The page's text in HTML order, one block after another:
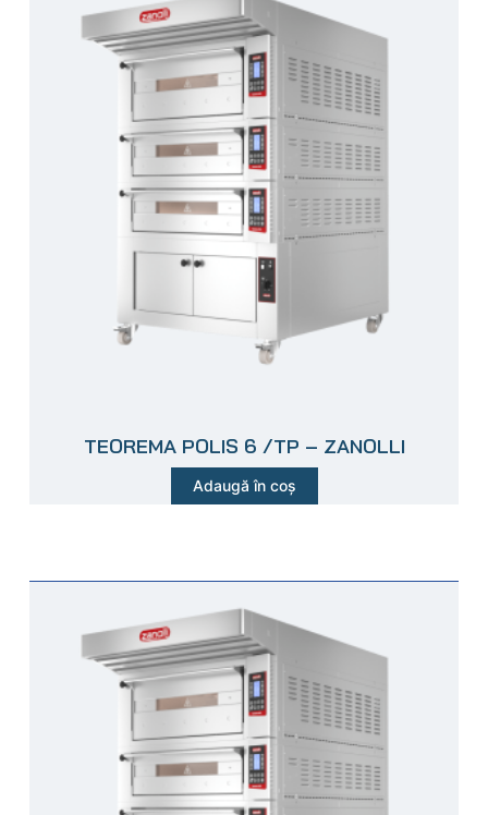
TEOREMA POLIS 6 /TP – ZANOLLI
Adaugă în coș